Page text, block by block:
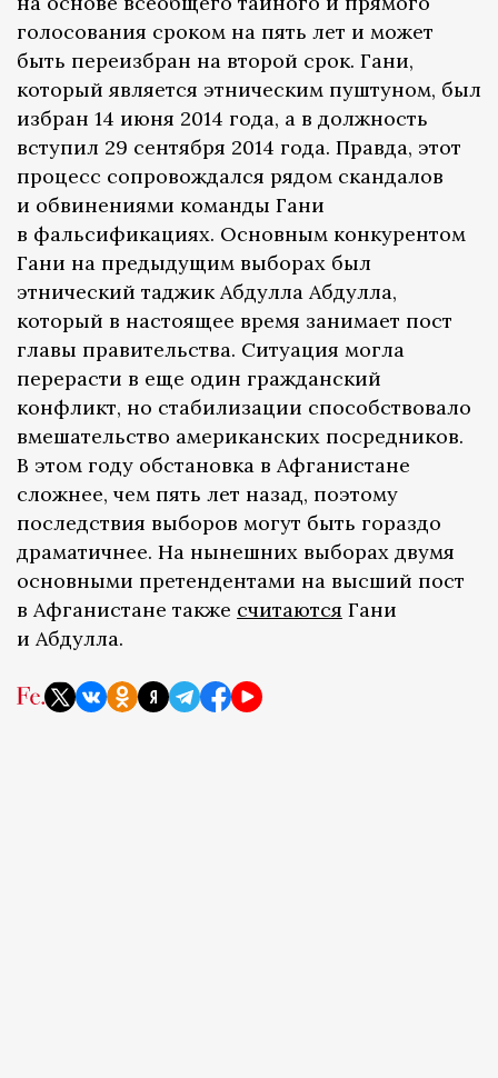
голосования сроком на пять лет и может
быть переизбран на второй срок. Гани,
который является этническим пуштуном, был
избран 14 июня 2014 года, а в должность
вступил 29 сентября 2014 года. Правда, этот
процесс сопровождался рядом скандалов
и обвинениями команды Гани
в фальсификациях. Основным конкурентом
Гани на предыдущим выборах был
этнический таджик Абдулла Абдулла,
который в настоящее время занимает пост
главы правительства. Ситуация могла
перерасти в еще один гражданский
конфликт, но стабилизации способствовало
вмешательство американских посредников.
В этом году обстановка в Афганистане
сложнее, чем пять лет назад, поэтому
последствия выборов могут быть гораздо
драматичнее. На нынешних выборах двумя
основными претендентами на высший пост
в Афганистане также считаются Гани
и Абдулла.